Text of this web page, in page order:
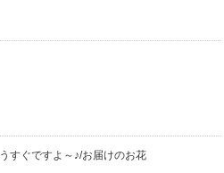
すぐですよ～♪/お届けのお花